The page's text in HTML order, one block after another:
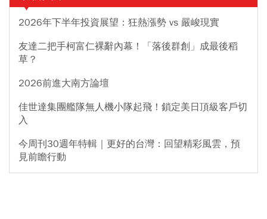
2026年下半年投資展望：狂熱漲勢 vs 嚴峻現實
友達二把手柯富仁裸辭內幕！「落後群創」成最後稻
草？
2026前進大南方論壇
佳世達集團艦隊無人機小隊起飛！鎖定美日頂級客戶切
入
今周刊30週年特輯｜更好的台灣：回望精彩風雲，預
見前瞻行動